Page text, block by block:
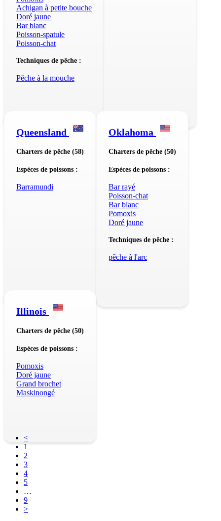
Achigan à petite bouche
Doré jaune
Bar blanc
Poisson-spatule
Poisson-chat
Techniques de pêche :
Pêche à la mouche
Queensland
Charters de pêche (58)
Espèces de poissons :
Barramundi
Oklahoma
Charters de pêche (50)
Espèces de poissons :
Bar rayé
Poisson-chat
Bar blanc
Pomoxis
Doré jaune
Techniques de pêche :
pêche à l'arc
Illinois
Charters de pêche (50)
Espèces de poissons :
Pomoxis
Doré jaune
Grand brochet
Maskinongé
<
1
2
3
4
5
…
9
>